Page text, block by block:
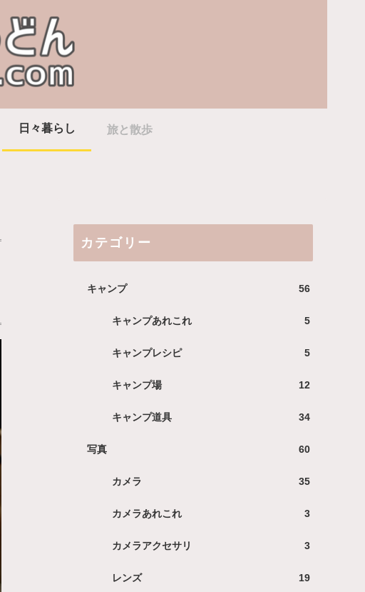
日々暮らし 旅と散歩
カテゴリー
キャンプ 56
キャンプあれこれ 5
キャンプレシピ 5
キャンプ場 12
キャンプ道具 34
写真 60
カメラ 35
カメラあれこれ 3
カメラアクセサリ 3
レンズ 19